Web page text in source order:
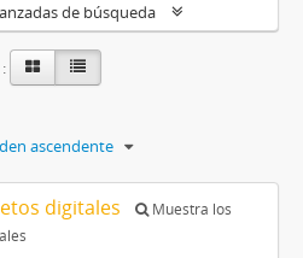
de búsqueda
ascendente
digitales
Muestra los